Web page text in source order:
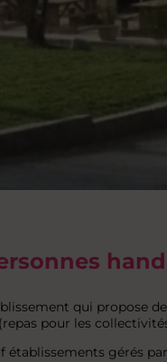
qui propose
pour les
établissements gérés par